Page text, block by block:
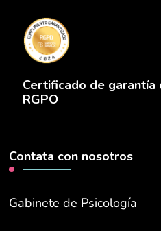
Certificado de
RGPO
Contata con nosotros
Gabinete de Psicología